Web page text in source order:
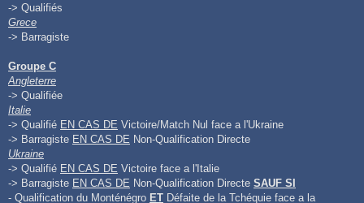
-> Qualifiés
Grece
-> Barragiste
Groupe C
Angleterre
-> Qualifiée
Italie
-> Qualifié EN CAS DE Victoire/Match Nul face a l'Ukraine
-> Barragiste EN CAS DE Non-Qualification Directe
Ukraine
-> Qualifié EN CAS DE Victoire face a l'Italie
-> Barragiste EN CAS DE Non-Qualification Directe SAUF SI
- Qualification du Monténégro ET Défaite de la Tchéquie face a la